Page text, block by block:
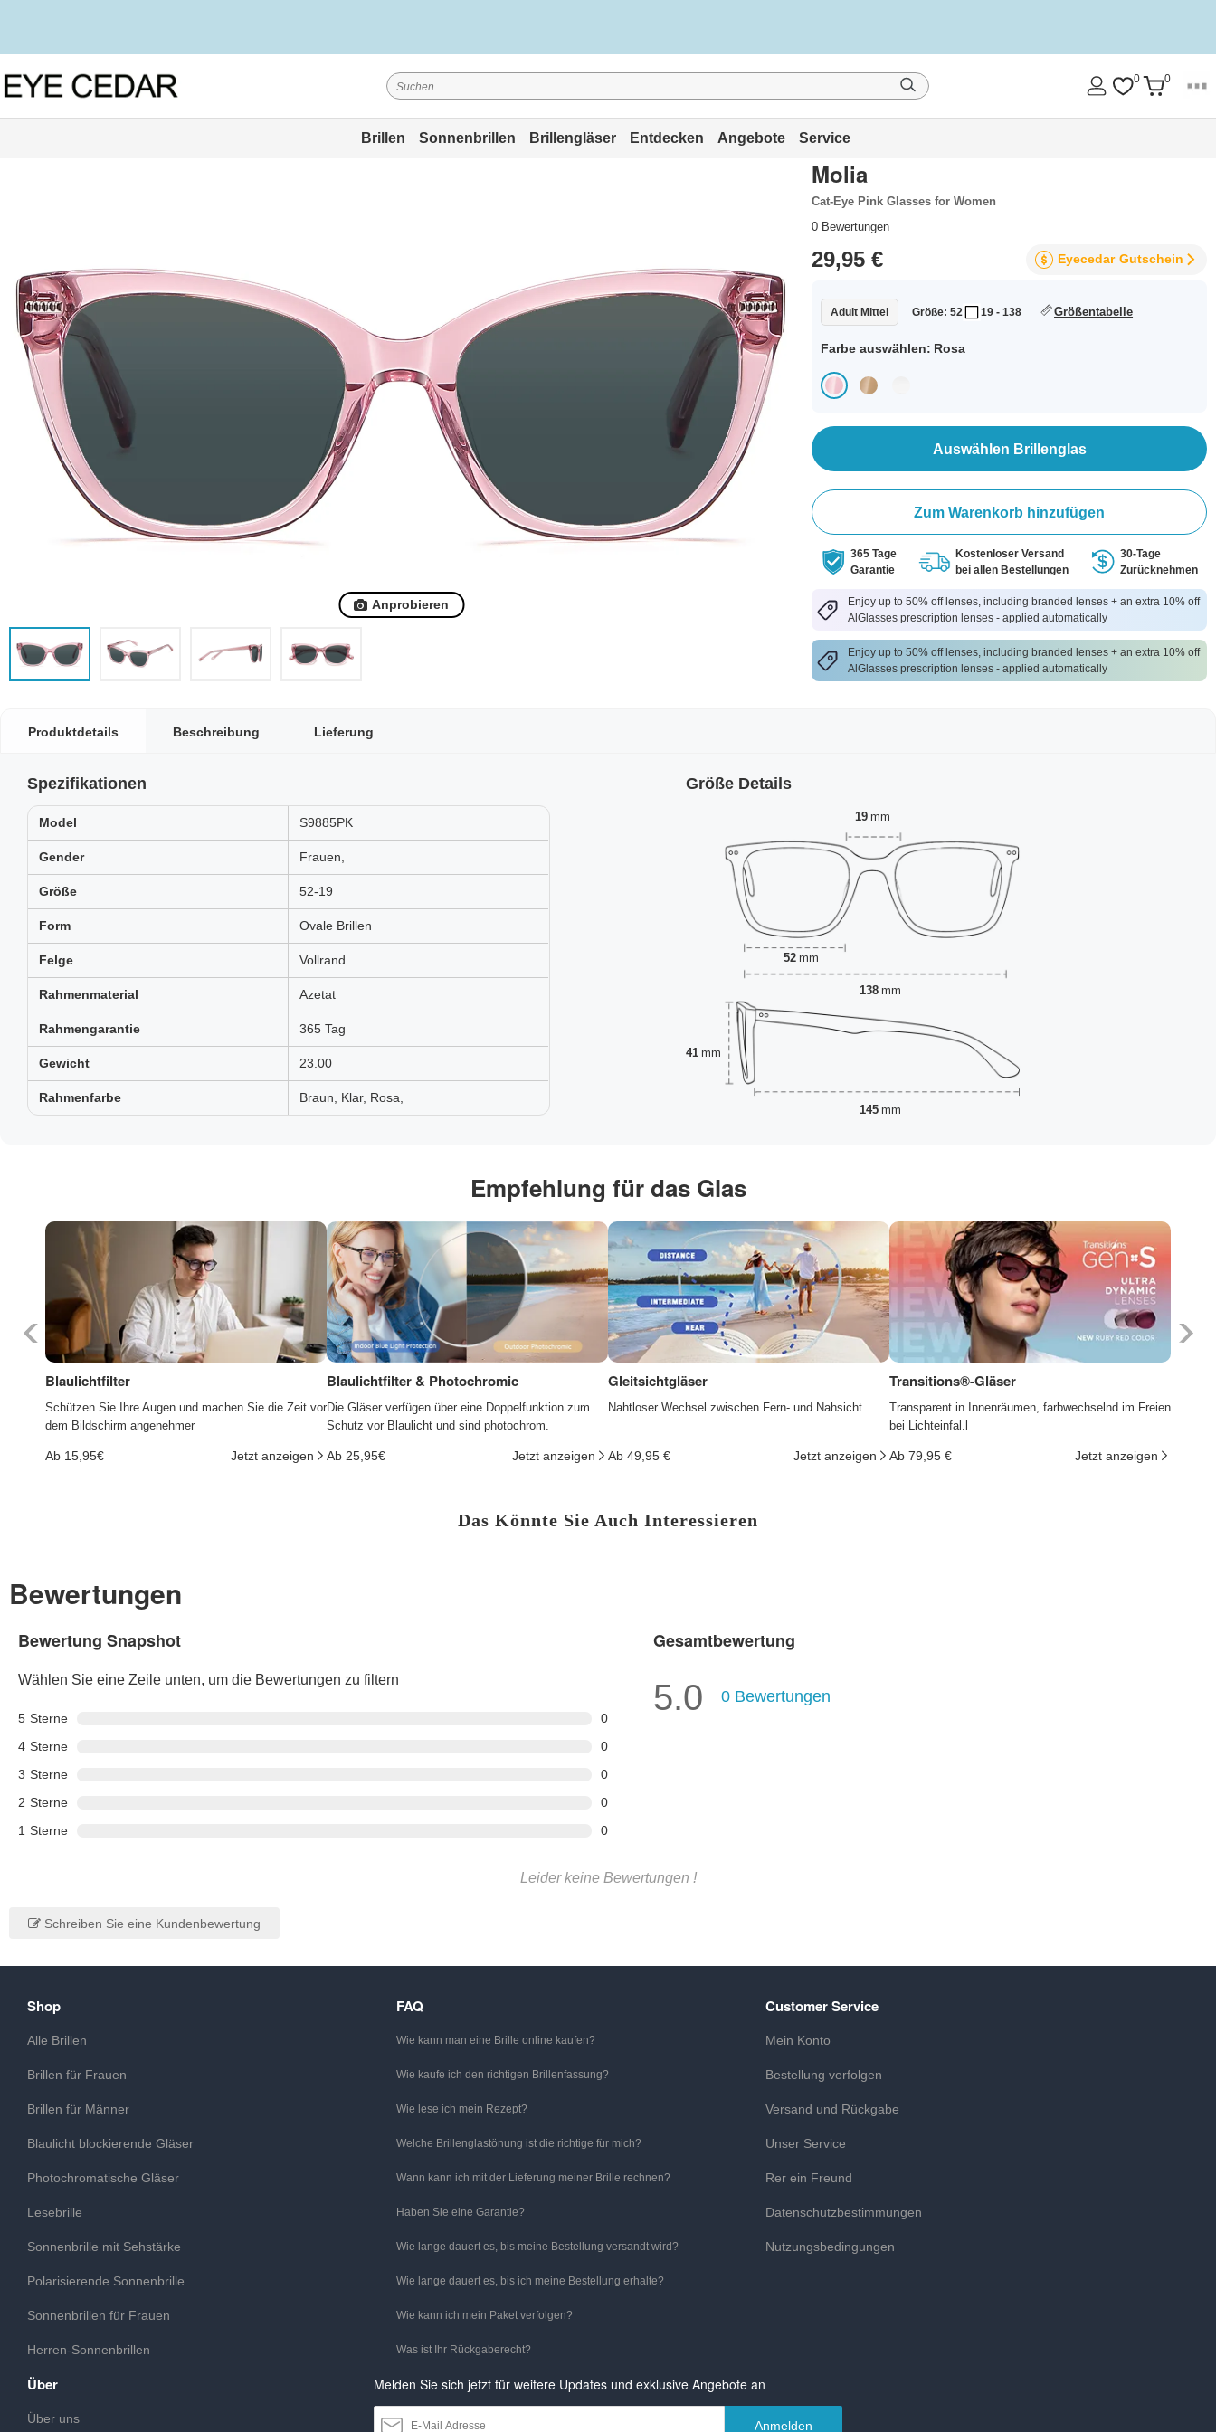
0 0
Brillen Sonnenbrillen Brillengläser Entdecken Angebote Service
Anprobieren
Molia
Cat-Eye Pink Glasses for Women
0 Bewertungen
29,95 € Eyecedar Gutschein
Adult Mittel Größe: 52 19 - 138 Größentabelle
Farbe auswählen: Rosa
Auswählen Brillenglas
Zum Warenkorb hinzufügen
365 Tage
Garantie
Kostenloser Versand
bei allen Bestellungen
30-Tage
Zurücknehmen
Enjoy up to 50% off lenses, including branded lenses + an extra 10% off
AlGlasses prescription lenses - applied automatically
Enjoy up to 50% off lenses, including branded lenses + an extra 10% off
AlGlasses prescription lenses - applied automatically
Produktdetails Beschreibung Lieferung
Spezifikationen
Model S9885PK
Gender Frauen,
Größe 52-19
Form Ovale Brillen
Felge Vollrand
Rahmenmaterial Azetat
Rahmengarantie 365 Tag
Gewicht 23.00
Rahmenfarbe Braun, Klar, Rosa,
Größe Details
19 mm
52 mm
41 mm
138 mm
145 mm
Empfehlung für das Glas
Blaulichtfilter
Schützen Sie Ihre Augen und machen Sie die Zeit vor
dem Bildschirm angenehmer
Ab 15,95€ Jetzt anzeigen
Blaulichtfilter & Photochromic
Die Gläser verfügen über eine Doppelfunktion zum
Schutz vor Blaulicht und sind photochrom.
Ab 25,95€ Jetzt anzeigen
Gleitsichtgläser
Nahtloser Wechsel zwischen Fern- und Nahsicht
Ab 49,95 € Jetzt anzeigen
Transitions®-Gläser
Transparent in Innenräumen, farbwechselnd im Freien
bei Lichteinfal.l
Ab 79,95 € Jetzt anzeigen
Das Könnte Sie Auch Interessieren
Bewertungen
Bewertung Snapshot
Wählen Sie eine Zeile unten, um die Bewertungen zu filtern
5 Sterne
0
4 Sterne
0
3 Sterne
0
2 Sterne
0
1 Sterne 0
Gesamtbewertung
5.0 0 Bewertungen
Leider keine Bewertungen !
Schreiben Sie eine Kundenbewertung
Shop
Alle Brillen
Brillen für Frauen
Brillen für Männer
Blaulicht blockierende Gläser
Photochromatische Gläser
Lesebrille
Sonnenbrille mit Sehstärke
Polarisierende Sonnenbrille
Sonnenbrillen für Frauen
Herren-Sonnenbrillen
FAQ
Wie kann man eine Brille online kaufen?
Wie kaufe ich den richtigen Brillenfassung?
Wie lese ich mein Rezept?
Welche Brillenglastönung ist die richtige für mich?
Wann kann ich mit der Lieferung meiner Brille rechnen?
Haben Sie eine Garantie?
Wie lange dauert es, bis meine Bestellung versandt wird?
Wie lange dauert es, bis ich meine Bestellung erhalte?
Wie kann ich mein Paket verfolgen?
Was ist Ihr Rückgaberecht?
Customer Service
Mein Konto
Bestellung verfolgen
Versand und Rückgabe
Unser Service
Rer ein Freund
Datenschutzbestimmungen
Nutzungsbedingungen
Über
Über uns
Melden Sie sich jetzt für weitere Updates und exklusive Angebote an
Anmelden